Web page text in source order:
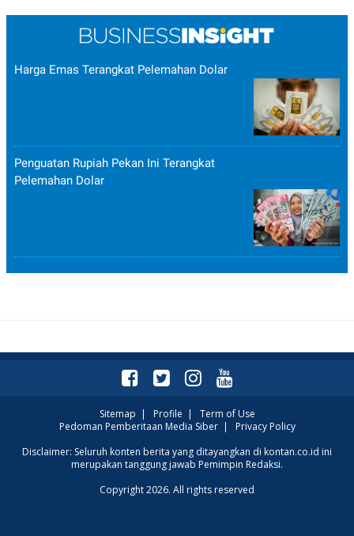
Harga Emas Terangkat Pelemahan Dolar
Penguatan Rupiah Pekan Ini Terangkat
Pelemahan Dolar
Sitemap | Profile | Term of Use
Pedoman Pemberitaan Media Siber| Privacy Policy
Disclaimer: Seluruh konten berita yang ditayangkan di kontan.co.id ini
merupakan tanggung jawab Pemimpin Redaksi.
Copyright 2026. All rights reserved